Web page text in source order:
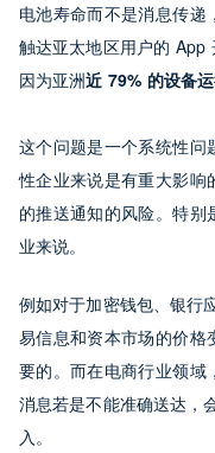
电池寿命而不是消息传递
触达亚太地区用户的 App
因为亚洲近 79% 的设备
这个问题是一个系统性问
性企业来说是有重大影响
的推送通知的风险。特
业来说。
例如对于加密钱包、银行
易信息和资本市场的价格
要的。而在电商行业领域
消息若是不能准确送达，
入。